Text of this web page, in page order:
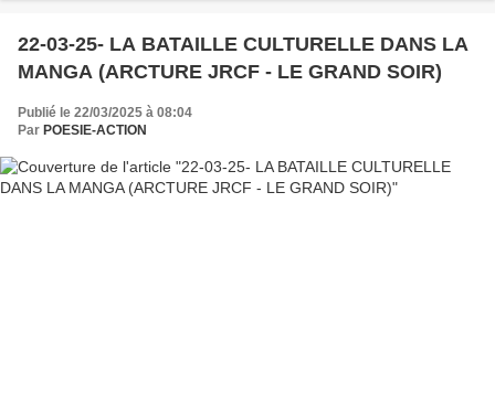
22-03-25- LA BATAILLE CULTURELLE DANS LA
MANGA (ARCTURE JRCF - LE GRAND SOIR)
Publié le 22/03/2025 à 08:04
Par POESIE-ACTION